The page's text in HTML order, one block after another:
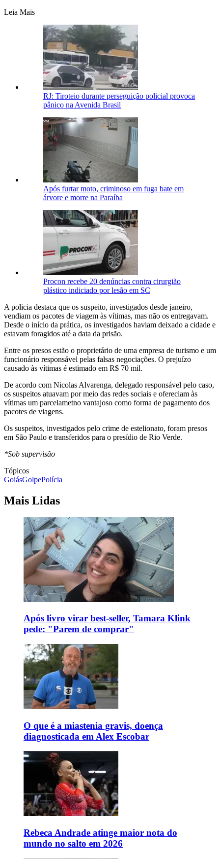
Leia Mais
RJ: Tiroteio durante perseguição policial provoca
pânico na Avenida Brasil
Após furtar moto, criminoso em fuga bate em
árvore e morre na Paraíba
Procon recebe 20 denúncias contra cirurgião
plástico indiciado por lesão em SC
A policia destaca que os suspeito, investigados desde janeiro,
vendiam os pacotes de viagem às vítimas, mas não os entregavam.
Desde o início da prática, os investigados haviam deixado a cidade e
estavam foragidos até a data da prisão.
Entre os presos estão o proprietário de uma empresa de turismo e um
funcionário responsável pelas falsas negociações. O prejuízo
causado às vítimas é estimado em R$ 70 mil.
De acordo com Nicolas Alvarenga, delegado responsável pelo caso,
os suspeitos atuavam por meio das redes sociais e ofereciam às
vítimas um parcelametno vantajoso como forma de pagamento dos
pacotes de viagens.
Os suspeitos, investigados pelo crime de estelionato, foram presos
em São Paulo e transferidos para o presídio de Rio Verde.
*Sob supervisão
Tópicos
GoiásGolpePolícia
Mais Lidas
Após livro virar best-seller, Tamara Klink
pede: "Parem de comprar"
O que é a miastenia gravis, doença
diagnosticada em Alex Escobar
Rebeca Andrade atinge maior nota do
mundo no salto em 2026